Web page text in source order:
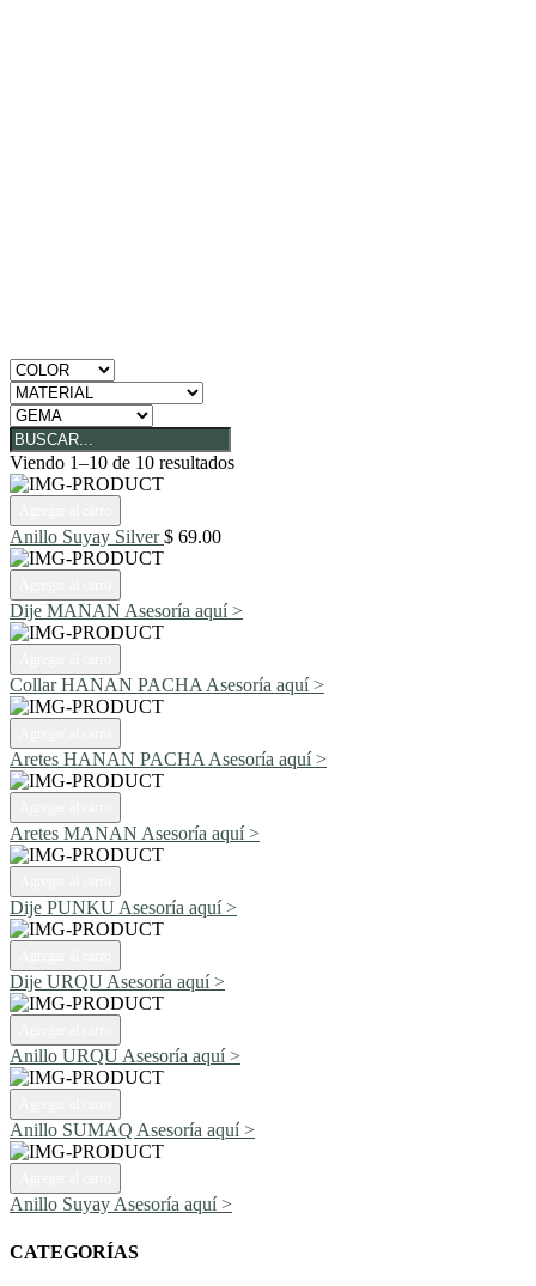
Viendo 1–10 de 10 resultados
Anillo Suyay Silver$ 69.00
Dije MANAN Asesoría aquí >
Collar HANAN PACHA Asesoría aquí >
Aretes HANAN PACHA Asesoría aquí >
Aretes MANAN Asesoría aquí >
Dije PUNKU Asesoría aquí >
Dije URQU Asesoría aquí >
Anillo URQU Asesoría aquí >
Anillo SUMAQ Asesoría aquí >
Anillo Suyay Asesoría aquí >
CATEGORÍAS